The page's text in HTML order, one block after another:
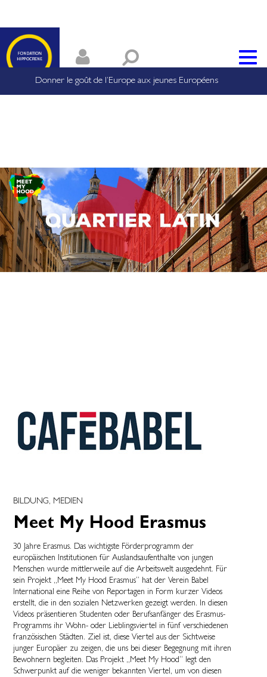
Donner le goût de l’Europe aux jeunes Européens
BILDUNG, MEDIEN
Meet My Hood Erasmus
30 Jahre Erasmus. Das wichtigste Förderprogramm der
europäischen Institutionen für Auslandsaufenthalte von jungen
Menschen wurde mittlerweile auf die Arbeitswelt ausgedehnt. Für
sein Projekt „Meet My Hood Erasmus“ hat der Verein Babel
International eine Reihe von Reportagen in Form kurzer Videos
erstellt, die in den sozialen Netzwerken gezeigt werden. In diesen
Videos präsentieren Studenten oder Berufsanfänger des Erasmus-
Programms ihr Wohn- oder Lieblingsviertel in fünf verschiedenen
französischen Städten. Ziel ist, diese Viertel aus der Sichtweise
junger Europäer zu zeigen, die uns bei dieser Begegnung mit ihren
Bewohnern begleiten. Das Projekt „Meet My Hood“ legt den
Schwerpunkt auf die weniger bekannten Viertel, um von diesen